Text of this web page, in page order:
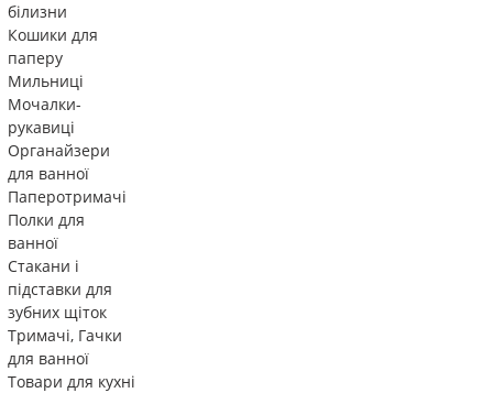
білизни
Кошики для
паперу
Мильниці
Мочалки-
рукавиці
Органайзери
для ванної
Паперотримачі
Полки для
ванної
Стакани і
підставки для
зубних щіток
Тримачі, Гачки
для ванної
Товари для кухні